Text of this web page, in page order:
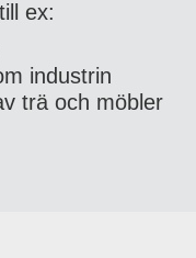
ex:
industrin
trä och möbler